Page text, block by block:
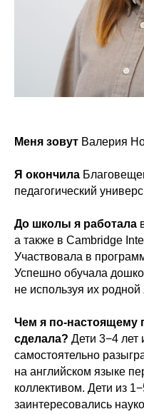
Меня зовут Валерия
Я окончила
педагогический
До школы я работала
а также в Cambridge
Участвовала в
Успешно обучала
не используя их родной
Чем я по-настоящему
сделала? Дети 3−4 лет
самостоятельно
на английском языке
коллективом. Дети из
заинтересовались